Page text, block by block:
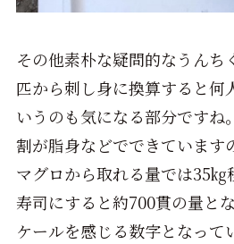
その他素朴な疑問的なうんち
匹から刺し身に換算すると何
いうのも気になる部分ですね
割が脂身などでできています
マグロから取れる量では35
寿司にすると約700貫の量と
ケールを感じる数字となって